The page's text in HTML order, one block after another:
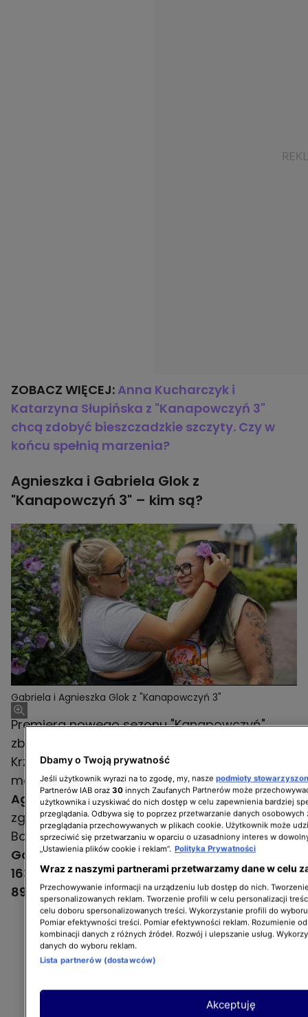
ZOBACZ WIĘCEJ: Anna Kucharczyk i
Katarzyna Słupińska z "Kanapowczyń 3"
chcą zdobyć bieszczadzkie szczyty. Czy w
końcu spełnią marzenia?
Agnieszka i Gabriela Glok z
"Kanapowczyń 3" – kim są?
Gabriela i Agnieszka Glok z "Kanapowczyń 3"
Premiera nowego sezonu "Kanapowczyń"
zbliża się wielkimi krokami. W tej edycji trener
Krzysztof Ferenc będzie współpracował z
matkami i córkami! Poznajcie kolejny duet.
Agnieszka Glok ma 45 lati do programu
zgłosiła się wraz z22-letnią córką Gabrielą.
Bohaterki pochodzą zWrocławia. Ile ważą?
Gabriela przyznała, że 100,5 kg przy wzroście
163 cm(BMI: 37,83), natomiast Agnieszka -
89,5 kg przy wzroście 161 cm(BMIL 34,53).
Dbamy o Twoją prywatność
Jeśli użytkownik wyrazi na to zgodę, my, nasze podmioty
Partnerów IAB oraz 30 innych Zaufanych Partnerów może
użytkownika i uzyskiwać do nich dostęp w celu zapewnienia bardziej
przeglądania. Odbywa się to poprzez przetwarzanie danych osobowych
przeglądania przechowywanych w plikach cookie. Użytkownik może
sprzeciwić się przetwarzaniu w oparciu o uzasadniony interes w
„Ustawienia plików cookie i reklam”. Polityka Prywatności
Wraz z naszymi partnerami przetwarzamy dane w celu
Przechowywanie informacji na urządzeniu lub dostęp do nich.
spersonalizowanych reklam. Tworzenie profili w celu personalizacji
celu doboru spersonalizowanych treści. Wykorzystanie profili do
Pomiar efektywności treści. Pomiar efektywności reklam. Rozumienie
kombinacji danych z różnych źródeł. Rozwój i ulepszanie usług.
danych do wyboru reklam.
Lista partnerów (dostawców)
Akceptuję